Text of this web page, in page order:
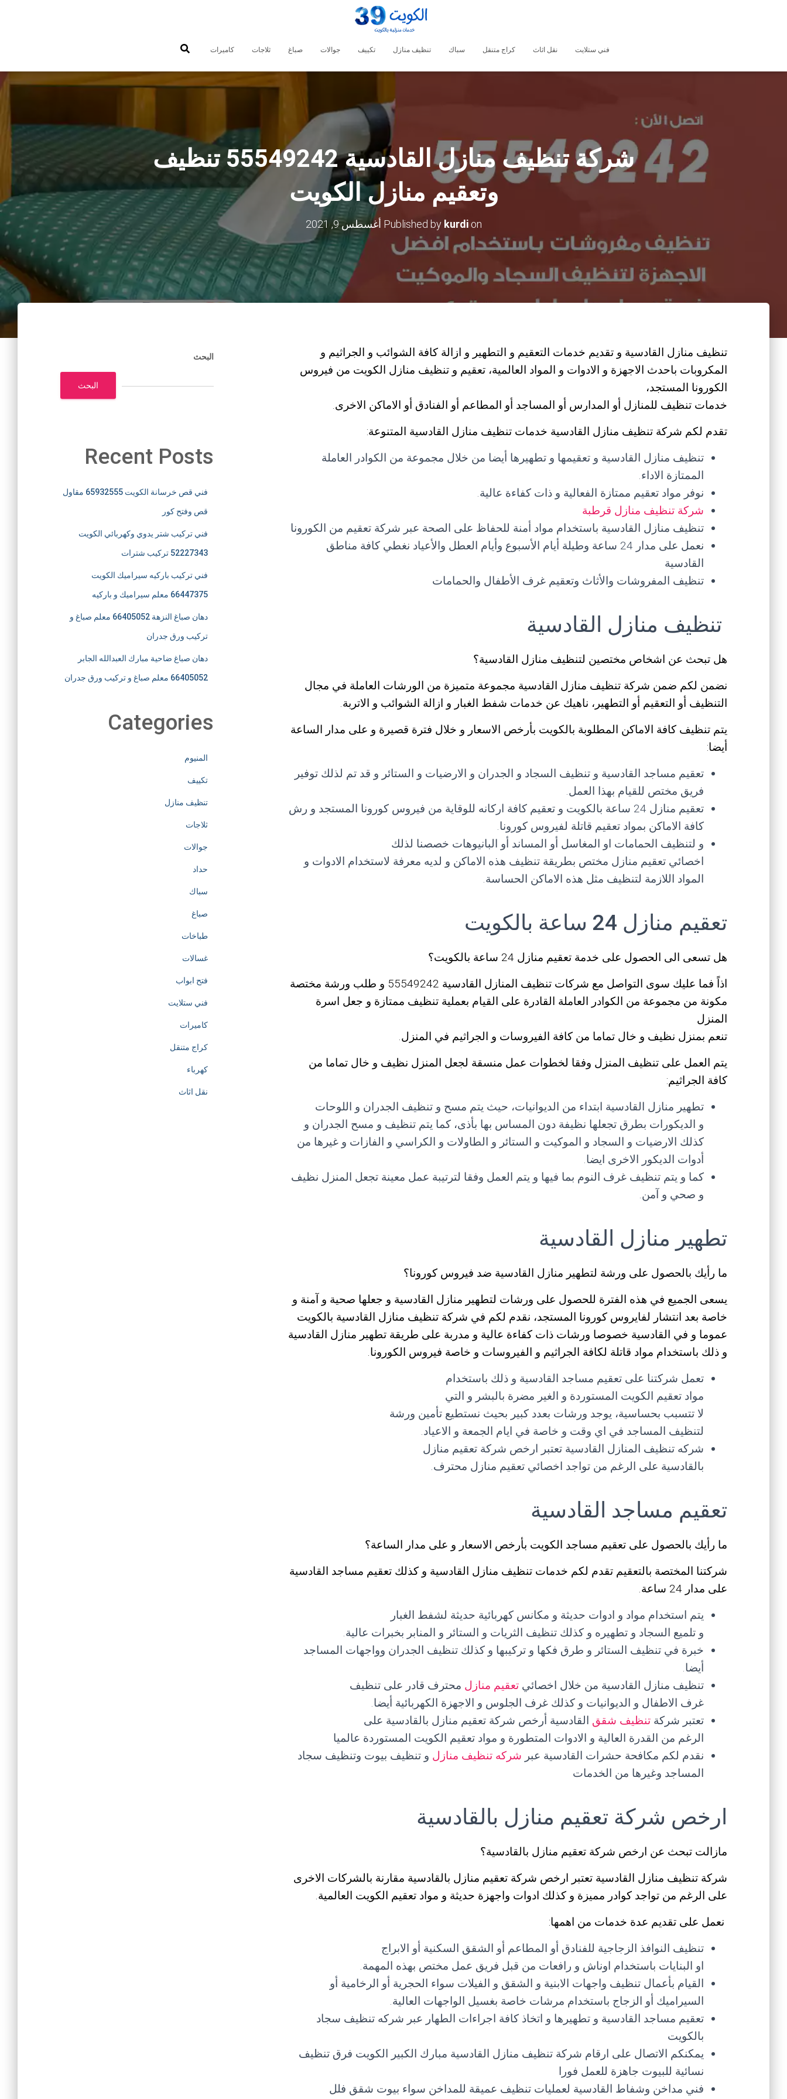
فني ستلايت نقل اثاث كراج متنقل سباك تنظيف منازل تكييف جوالات صباغ ثلاجات كاميرات
شركة تنظيف منازل القادسية 55549242 تنظيف
وتعقيم منازل الكويت
Published by kurdion أغسطس 9, 2021
تنظيف منازل القادسية و تقديم خدمات التعقيم و التطهير و ازالة كافة الشوائب و الجراثيم و
المكروبات باحدث الاجهزة و الادوات و المواد العالمية، تعقيم و تنظيف منازل الكويت من فيروس
الكورونا المستجد،
خدمات تنظيف للمنازل أو المدارس أو المساجد أو المطاعم أو الفنادق أو الاماكن الاخرى.
تقدم لكم شركة تنظيف منازل القادسية خدمات تنظيف منازل القادسية المتنوعة:
تنظيف منازل القادسية و تعقيمها و تطهيرها أيضا من خلال مجموعة من الكوادر العاملة
الممتازة الاداء.
نوفر مواد تعقيم ممتازة الفعالية و ذات كفاءة عالية.
شركة تنظيف منازل قرطبة
تنظيف منازل القادسية باستخدام مواد أمنة للحفاظ على الصحة عبر شركة تعقيم من الكورونا
نعمل على مدار 24 ساعة وطيلة أيام الأسبوع وأيام العطل والأعياد نغطي كافة مناطق
القادسية
تنظيف المفروشات والأثاث وتعقيم غرف الأطفال والحمامات
تنظيف منازل القادسية
هل تبحث عن اشخاص مختصين لتنظيف منازل القادسية؟
نضمن لكم ضمن شركة تنظيف منازل القادسية مجموعة متميزة من الورشات العاملة في مجال
التنظيف أو التعقيم أو التطهير، ناهيك عن خدمات شفط الغبار و ازالة الشوائب و الاتربة.
يتم تنظيف كافة الاماكن المطلوبة بالكويت بأرخص الاسعار و خلال فترة قصيرة و على مدار الساعة
أيضا:
تعقيم مساجد القادسية و تنظيف السجاد و الجدران و الارضيات و الستائر و قد تم لذلك توفير
فريق مختص للقيام بهذا العمل.
تعقيم منازل 24 ساعة بالكويت و تعقيم كافة اركانه للوقاية من فيروس كورونا المستجد و رش
كافة الاماكن بمواد تعقيم قاتلة لفيروس كورونا.
و لتنظيف الحمامات او المغاسل أو المساند أو البانيوهات خصصنا لذلك
اخصائي تعقيم منازل مختص بطريقة تنظيف هذه الاماكن و لديه معرفة لاستخدام الادوات و
المواد اللازمة لتنظيف مثل هذه الاماكن الحساسة.
تعقيم منازل 24 ساعة بالكويت
هل تسعى الى الحصول على خدمة تعقيم منازل 24 ساعة بالكويت؟
اذاً فما عليك سوى التواصل مع شركات تنظيف المنازل القادسية 55549242 و طلب ورشة مختصة
مكونة من مجموعة من الكوادر العاملة القادرة على القيام بعملية تنظيف ممتازة و جعل اسرة
المنزل
تنعم بمنزل نظيف و خال تماما من كافة الفيروسات و الجراثيم في المنزل.
يتم العمل على تنظيف المنزل وفقا لخطوات عمل منسقة لجعل المنزل نظيف و خال تماما من
كافة الجراثيم:
تطهير منازل القادسية ابتداء من الديوانيات، حيث يتم مسح و تنظيف الجدران و اللوحات
و الديكورات بطرق تجعلها نظيفة دون المساس بها بأذى، كما يتم تنظيف و مسح الجدران و
كذلك الارضيات و السجاد و الموكيت و الستائر و الطاولات و الكراسي و الفازات و غيرها من
أدوات الديكور الاخرى ايضا.
كما و يتم تنظيف غرف النوم بما فيها و يتم العمل وفقا لترتيبة عمل معينة تجعل المنزل نظيف
و صحي و آمن.
تطهير منازل القادسية
ما رأيك بالحصول على ورشة لتطهير منازل القادسية ضد فيروس كورونا؟
يسعى الجميع في هذه الفترة للحصول على ورشات لتطهير منازل القادسية و جعلها صحية و آمنة و
خاصة بعد انتشار لفايروس كورونا المستجد، نقدم لكم في شركة تنظيف منازل القادسية بالكويت
عموما و في القادسية خصوصا ورشات ذات كفاءة عالية و مدربة على طريقة تطهير منازل القادسية
و ذلك باستخدام مواد قاتلة لكافة الجراثيم و الفيروسات و خاصة فيروس الكورونا.
تعمل شركتنا على تعقيم مساجد القادسية و ذلك باستخدام
مواد تعقيم الكويت المستوردة و الغير مضرة بالبشر و التي
لا تتسبب بحساسية، يوجد ورشات بعدد كبير بحيث نستطيع تأمين ورشة
لتنظيف المساجد في اي وقت و خاصة في ايام الجمعة و الاعياد.
شركه تنظيف المنازل القادسية تعتبر ارخص شركة تعقيم منازل
بالقادسية على الرغم من تواجد اخصائي تعقيم منازل محترف.
تعقيم مساجد القادسية
ما رأيك بالحصول على تعقيم مساجد الكويت بأرخص الاسعار و على مدار الساعة؟
شركتنا المختصة بالتعقيم تقدم لكم خدمات تنظيف منازل القادسية و كذلك تعقيم مساجد القادسية
على مدار 24 ساعة.
يتم استخدام مواد و ادوات حديثة و مكانس كهربائية حديثة لشفط الغبار
و تلميع السجاد و تطهيره و كذلك تنظيف الثريات و الستائر و المنابر بخبرات عالية.
خبرة في تنظيف الستائر و طرق فكها و تركيبها و كذلك تنظيف الجدران وواجهات المساجد
أيضا.
تنظيف منازل القادسية من خلال اخصائي تعقيم منازل محترف قادر على تنظيف
غرف الاطفال و الديوانيات و كذلك غرف الجلوس و الاجهزة الكهربائية أيضا.
تعتبر شركة تنظيف شقق القادسية أرخص شركة تعقيم منازل بالقادسية على
الرغم من القدرة العالية و الادوات المتطورة و مواد تعقيم الكويت المستوردة عالميا
نقدم لكم مكافحة حشرات القادسية عبر شركه تنظيف منازل و تنظيف بيوت وتنظيف سجاد
المساجد وغيرها من الخدمات
ارخص شركة تعقيم منازل بالقادسية
مازالت تبحث عن ارخص شركة تعقيم منازل بالقادسية؟
شركة تنظيف منازل القادسية تعتبر ارخص شركة تعقيم منازل بالقادسية مقارنة بالشركات الاخرى
على الرغم من تواجد كوادر مميزة و كذلك ادوات واجهزة حديثة و مواد تعقيم الكويت العالمية.
نعمل على تقديم عدة خدمات من اهمها:
تنظيف النوافذ الزجاجية للفنادق أو المطاعم أو الشقق السكنية أو الابراج
او البنايات باستخدام اوناش و رافعات من قبل فريق عمل مختص بهذه المهمة.
القيام بأعمال تنظيف واجهات الابنية و الشقق و الفيلات سواء الحجرية أو الرخامية أو
السيراميك أو الزجاج باستخدام مرشات خاصة بغسيل الواجهات العالية.
تعقيم مساجد القادسية و تطهيرها و اتخاذ كافة اجراءات الطهار عبر شركه تنظيف سجاد
بالكويت
يمكنكم الاتصال على ارقام شركة تنظيف منازل القادسية مبارك الكبير الكويت فرق تنظيف
نسائية للبيوت جاهزة للعمل فورا
فني مداخن وشفاط القادسية لعمليات تنظيف عميقة للمداخن سواء بيوت شقق فلل
البحث
البحث
Recent Posts
فني قص خرسانة الكويت 65932555 مقاول
قص وفتح كور
فني تركيب شتر يدوي وكهربائي الكويت
52227343 تركيب شترات
فني تركيب باركيه سيراميك الكويت
66447375 معلم سيراميك و باركيه
دهان صباغ النزهة 66405052 معلم صباغ و
تركيب ورق جدران
دهان صباغ ضاحية مبارك العبدالله الجابر
66405052 معلم صباغ و تركيب ورق جدران
Categories
المنيوم
تكييف
تنظيف منازل
ثلاجات
جوالات
حداد
سباك
صباغ
طباخات
غسالات
فتح ابواب
فني ستلايت
كاميرات
كراج متنقل
كهرباء
نقل اثاث